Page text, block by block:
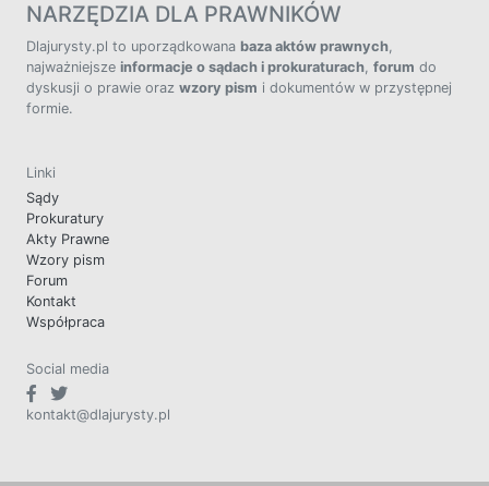
NARZĘDZIA DLA PRAWNIKÓW
Dlajurysty.pl to uporządkowana baza aktów prawnych,
najważniejsze informacje o sądach i prokuraturach, forum do
dyskusji o prawie oraz wzory pism i dokumentów w przystępnej
formie.
Linki
Sądy
Prokuratury
Akty Prawne
Wzory pism
Forum
Kontakt
Współpraca
Social media
kontakt@dlajurysty.pl